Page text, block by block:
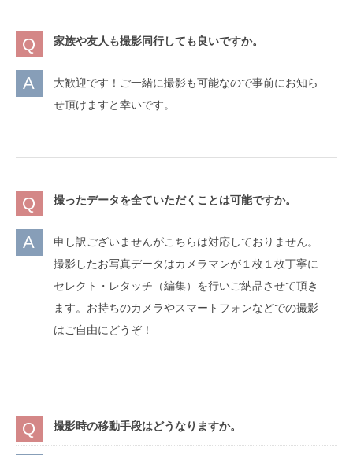
家族や友人も撮影同行しても良いですか。
大歓迎です！ご一緒に撮影も可能なので事前にお知ら
せ頂けますと幸いです。
撮ったデータを全ていただくことは可能ですか。
申し訳ございませんがこちらは対応しておりません。
撮影したお写真データはカメラマンが１枚１枚丁寧に
セレクト・レタッチ（編集）を行いご納品させて頂き
ます。お持ちのカメラやスマートフォンなどでの撮影
はご自由にどうぞ！
撮影時の移動手段はどうなりますか。